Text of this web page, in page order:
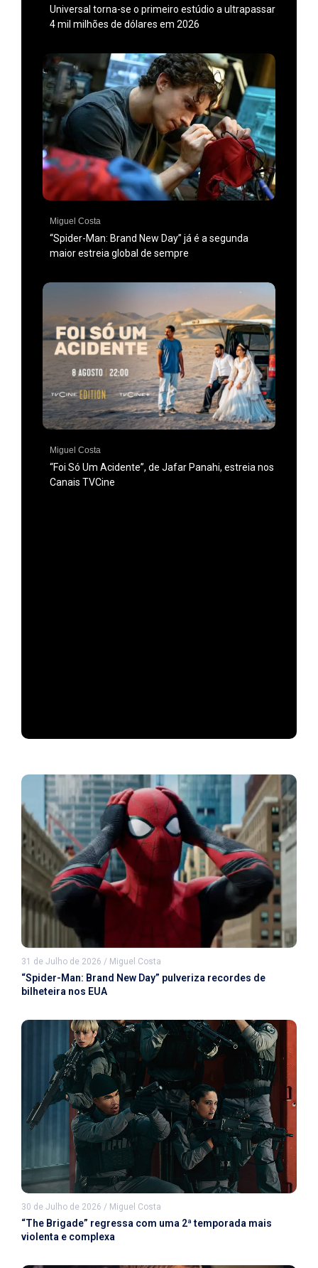
Universal torna-se o primeiro estúdio a ultrapassar
4 mil milhões de dólares em 2026
Miguel Costa
“Spider-Man: Brand New Day” já é a segunda
maior estreia global de sempre
Miguel Costa
“Foi Só Um Acidente”, de Jafar Panahi, estreia nos
Canais TVCine
31 de Julho de 2026 / Miguel Costa
“Spider-Man: Brand New Day” pulveriza recordes de
bilheteira nos EUA
30 de Julho de 2026 / Miguel Costa
“The Brigade” regressa com uma 2ª temporada mais
violenta e complexa